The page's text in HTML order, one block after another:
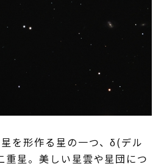
を形作る星の一つ、δ(デル
重星。美しい星雲や星団につ